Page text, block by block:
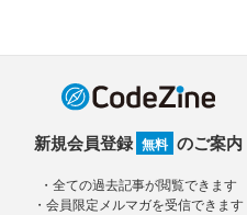
新規会員登録 無料 のご案内
・全ての過去記事が閲覧できます
・会員限定メルマガを受信できます